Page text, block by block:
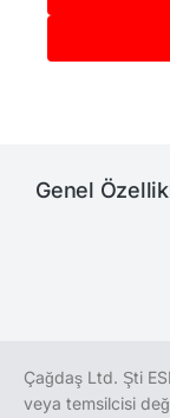
Genel
Çağdaş Ltd. Şti
veya temsilcisi